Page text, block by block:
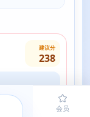
建议分
238
会员